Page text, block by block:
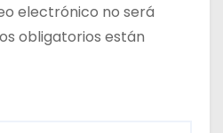
electrónico no será
obligatorios están